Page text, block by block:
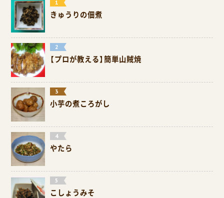
きゅうりの佃煮
【プロが教える】簡単山賊焼
小芋の煮ころがし
やたら
こしょうみそ